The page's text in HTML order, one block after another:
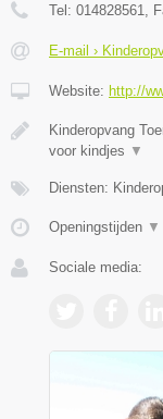
Tel: 014828561 ,
E-mail ›
Website: http://
Kinderopvang
voor kindjes ▼
Diensten:
Openingstijden ▼
Sociale media: